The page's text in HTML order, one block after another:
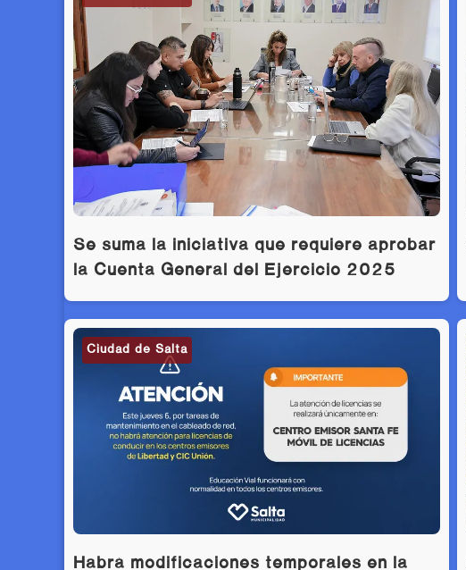
Se suma la iniciativa que requiere aprobar
la Cuenta General del Ejercicio 2025
Ciudad de Salta
Habrá modificaciones temporales en la